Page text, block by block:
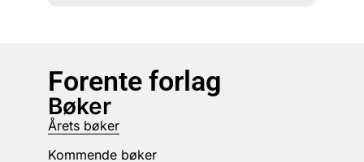
Forente forlag
Bøker
Årets bøker
Kommende bøker